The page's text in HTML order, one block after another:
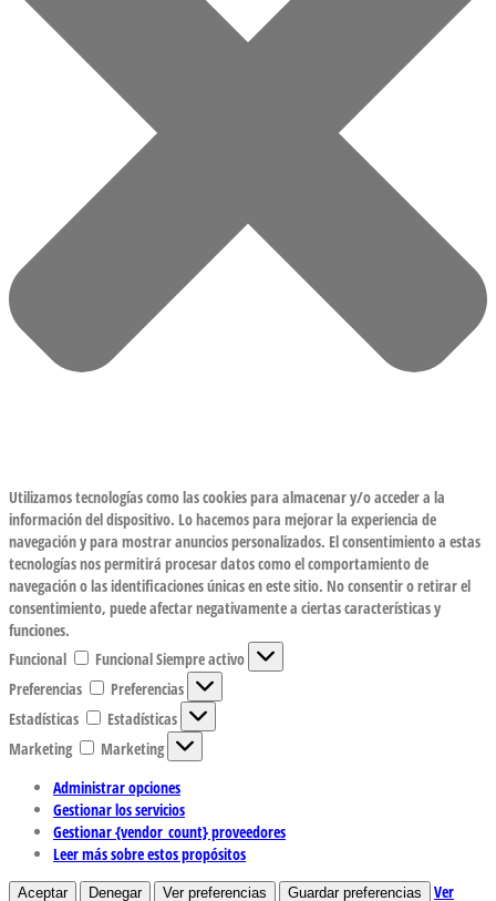
Utilizamos tecnologías como las cookies para almacenar y/o acceder a la
información del dispositivo. Lo hacemos para mejorar la experiencia de
navegación y para mostrar anuncios personalizados. El consentimiento a estas
tecnologías nos permitirá procesar datos como el comportamiento de
navegación o las identificaciones únicas en este sitio. No consentir o retirar el
consentimiento, puede afectar negativamente a ciertas características y
funciones.
Funcional
FuncionalSiempre activo
Preferencias
Preferencias
Estadísticas
Estadísticas
Marketing
Marketing
Administrar opciones
Gestionar los servicios
Gestionar {vendor_count} proveedores
Leer más sobre estos propósitos
Aceptar Denegar Ver preferencias Guardar preferencias Ver